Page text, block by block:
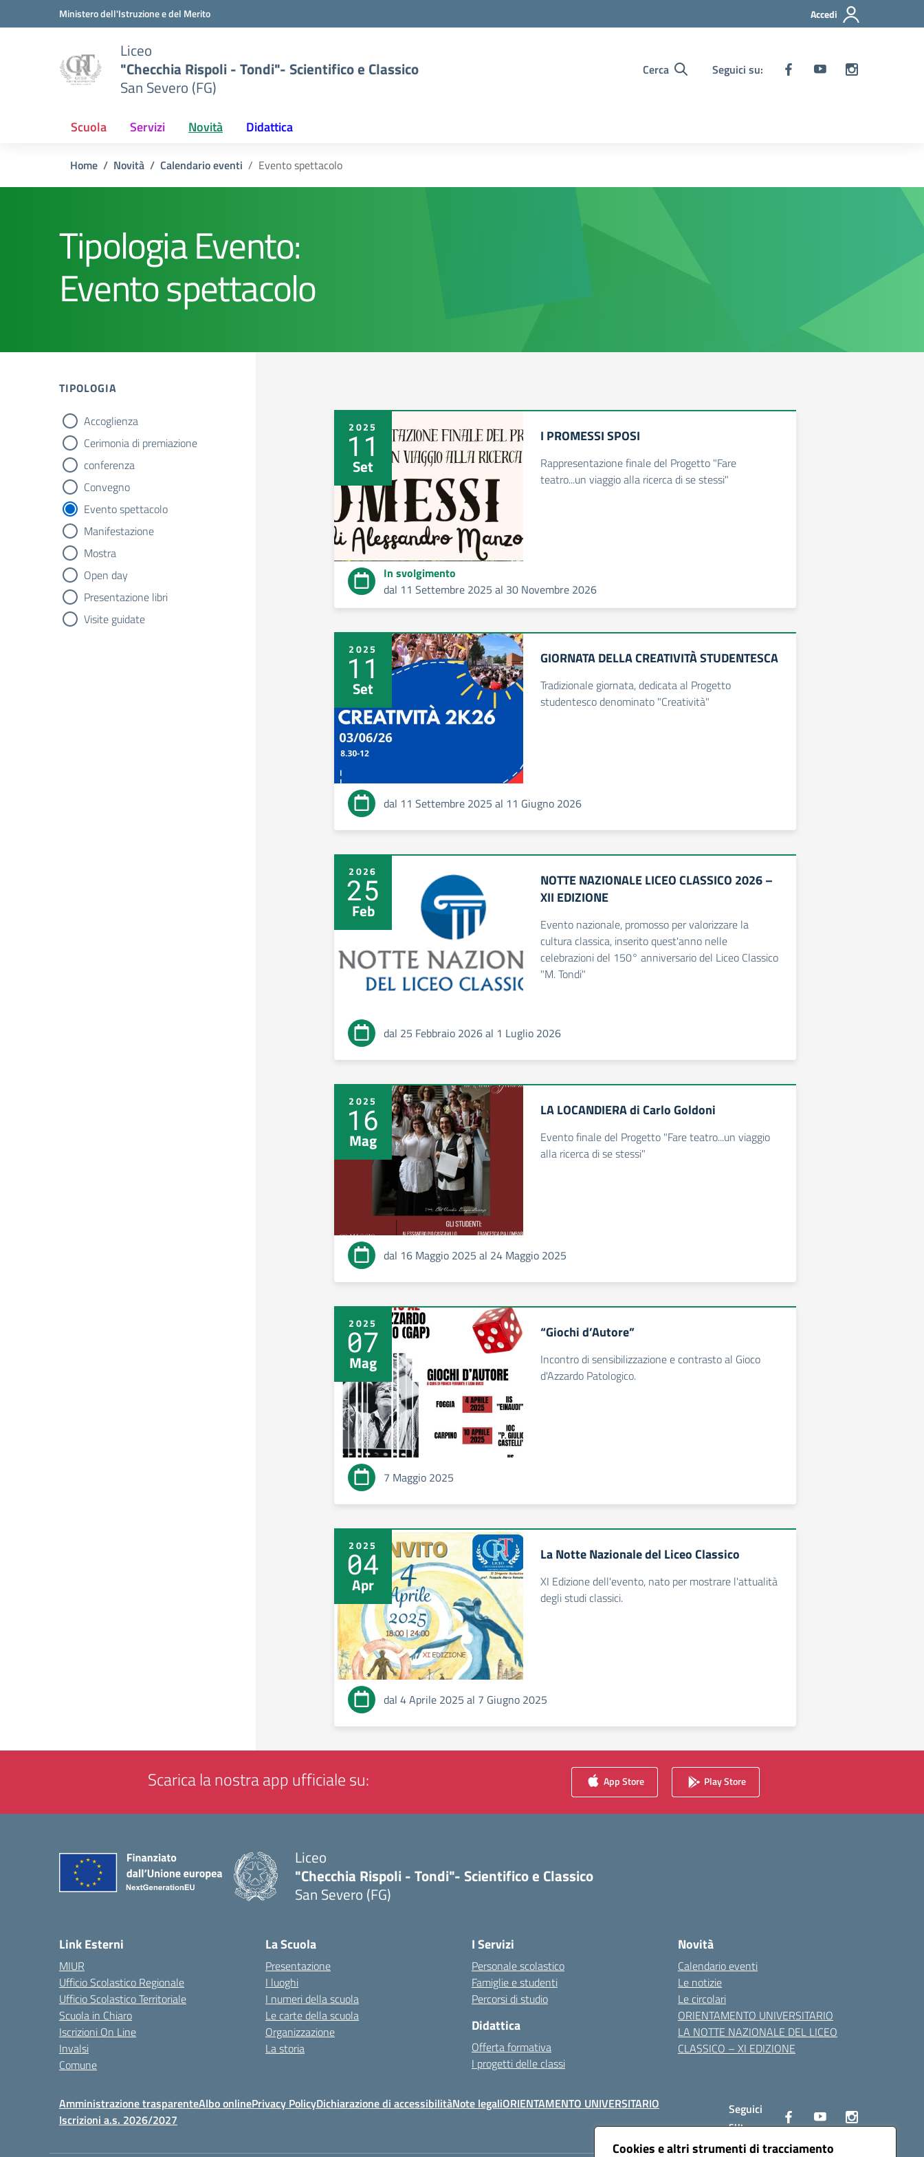
Cookies e altri strumenti di tracciamento
Vai ai contenuti
Vai al menu di navigazioneMinistero dell'Istruzione e del Merito Accedi
Liceo
"Checchia Rispoli - Tondi"- Scientifico e Classico
San Severo (FG)
Cerca Seguici su:
Scuola Servizi Novità Didattica
Home Novità Calendario eventi Evento spettacolo
Tipologia Evento:
Evento spettacolo
TIPOLOGIA
tipologia di articoli
Accoglienza
Cerimonia di premiazione
conferenza
Convegno
Evento spettacolo
Manifestazione
Mostra
Open day
Presentazione libri
Visite guidate
2025
11
Set
I PROMESSI SPOSI
Rappresentazione finale del Progetto "Fare
teatro...un viaggio alla ricerca di se stessi"
In svolgimento
dal 11 Settembre 2025 al 30 Novembre 2026
2025
11
Set
GIORNATA DELLA CREATIVITÀ STUDENTESCA
Tradizionale giornata, dedicata al Progetto
studentesco denominato "Creatività"
dal 11 Settembre 2025 al 11 Giugno 2026
2026
25
Feb
NOTTE NAZIONALE LICEO CLASSICO 2026 –
XII EDIZIONE
Evento nazionale, promosso per valorizzare la
cultura classica, inserito quest'anno nelle
celebrazioni del 150° anniversario del Liceo Classico
"M. Tondi"
dal 25 Febbraio 2026 al 1 Luglio 2026
2025
16
Mag
LA LOCANDIERA di Carlo Goldoni
Evento finale del Progetto "Fare teatro...un viaggio
alla ricerca di se stessi"
dal 16 Maggio 2025 al 24 Maggio 2025
2025
07
Mag
“Giochi d’Autore”
Incontro di sensibilizzazione e contrasto al Gioco
d'Azzardo Patologico.
7 Maggio 2025
2025
04
Apr
La Notte Nazionale del Liceo Classico
XI Edizione dell'evento, nato per mostrare l'attualità
degli studi classici.
dal 4 Aprile 2025 al 7 Giugno 2025
Scarica la nostra app ufficiale su: App Store Play Store
Liceo
"Checchia Rispoli - Tondi"- Scientifico e Classico
San Severo (FG)
Link Esterni
MIUR
Ufficio Scolastico Regionale
Ufficio Scolastico Territoriale
Scuola in Chiaro
Iscrizioni On Line
Invalsi
Comune
La Scuola
Presentazione
I luoghi
I numeri della scuola
Le carte della scuola
Organizzazione
La storia
I Servizi
Personale scolastico
Famiglie e studenti
Percorsi di studio
Didattica
Offerta formativa
I progetti delle classi
Novità
Calendario eventi
Le notizie
Le circolari
ORIENTAMENTO UNIVERSITARIO
LA NOTTE NAZIONALE DEL LICEO
CLASSICO – XI EDIZIONE
Amministrazione trasparenteAlbo onlinePrivacy PolicyDichiarazione di accessibilitàNote legaliORIENTAMENTO UNIVERSITARIO
Iscrizioni a.s. 2026/2027
Seguici
su: